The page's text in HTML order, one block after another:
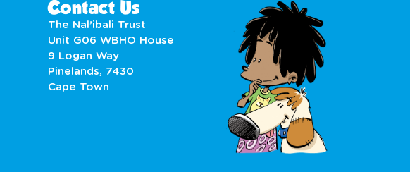
Contact Us
The Nal’ibali Trust
Unit G06 WBHO House
9 Logan Way
Pinelands, 7430
Cape Town